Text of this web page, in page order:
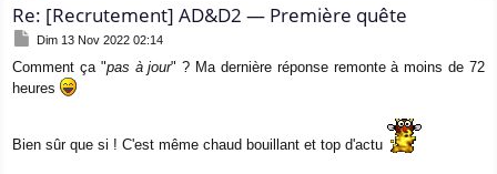
Re: [Recrutement] AD&D2 — Première quête
M
s
s
Dim 13 Nov 2022 02:14
Comment ça "pas à jour" ? Ma dernière réponse remonte à moins de 72
heures
Bien sûr que si ! C'est même chaud bouillant et top d'actu